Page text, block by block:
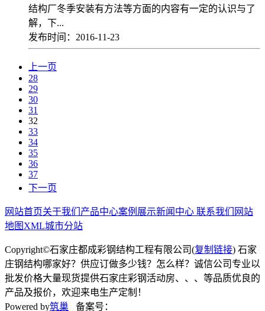
结构厂冬季安装有方法等方面的内容有一定的认识与了
解，下...
发布时间：2016-11-23
上一页
28
29
30
31
32
33
34
35
36
37
下一页
网站首页关于我们 产品中心案例展示新闻中心 联系我们 网站
地图 XML城市分站
Copyright©石家庄都成彩钢结构工程有限公司(复制链接) 石家
庄钢结构哪家好？供应订做多少钱？怎么样？诚信公司专业以
批发价格大量现货提供石家庄彩钢活动房、、、等品质优良的
产品及报价，欢迎来电生产定制！
Powered by筑巢 备案号：